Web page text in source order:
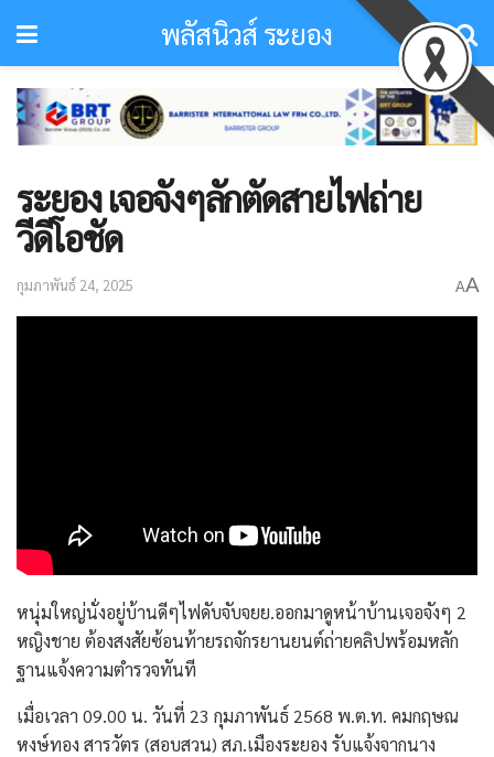
พลัสนิวส์ ระยอง
ระยอง เจอจังๆลักตัดสายไฟถ่าย
วีดีโอชัด
กุมภาพันธ์ 24, 2025 AA
หนุ่มใหญ่นั่งอยู่บ้านดีๆไฟดับจับจยย.ออกมาดูหน้าบ้านเจอจังๆ 2
หญิงชาย ต้องสงสัยซ้อนท้ายรถจักรยานยนต์ถ่ายคลิปพร้อมหลัก
ฐานแจ้งความตำรวจทันที
เมื่อเวลา 09.00 น. วันที่ 23 กุมภาพันธ์ 2568 พ.ต.ท. คมกฤษณ
หงษ์ทอง สารวัตร (สอบสวน) สภ.เมืองระยอง รับแจ้งจากนาง